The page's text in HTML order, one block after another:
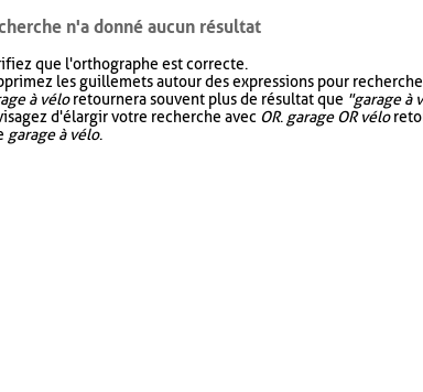
n'a donné aucun résultat
que l'orthographe est correcte.
les guillemets autour des expressions pour
à véloretournera souvent plus de résultat que "garage à
d'élargir votre recherche avec OR. garage OR vélo
garage à vélo.